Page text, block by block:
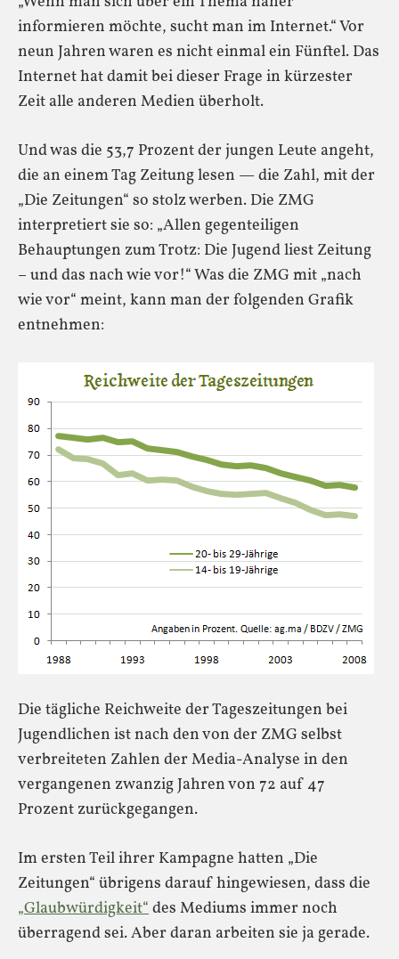
informieren möchte, sucht man im Internet.“ Vor
neun Jahren waren es nicht einmal ein Fünftel. Das
Internet hat damit bei dieser Frage in kürzester
Zeit alle anderen Medien überholt.
Und was die 53,7 Prozent der jungen Leute angeht,
die an einem Tag Zeitung lesen — die Zahl, mit der
„Die Zeitungen“ so stolz werben. Die ZMG
interpretiert sie so: „Allen gegenteiligen
Behauptungen zum Trotz: Die Jugend liest Zeitung
– und das nach wie vor!“ Was die ZMG mit „nach
wie vor“ meint, kann man der folgenden Grafik
entnehmen:
Die tägliche Reichweite der Tageszeitungen bei
Jugendlichen ist nach den von der ZMG selbst
verbreiteten Zahlen der Media-Analyse in den
vergangenen zwanzig Jahren von 72 auf 47
Prozent zurückgegangen.
Im ersten Teil ihrer Kampagne hatten „Die
Zeitungen“ übrigens darauf hingewiesen, dass die
„Glaubwürdigkeit“des Mediums immer noch
überragend sei. Aber daran arbeiten sie ja gerade.